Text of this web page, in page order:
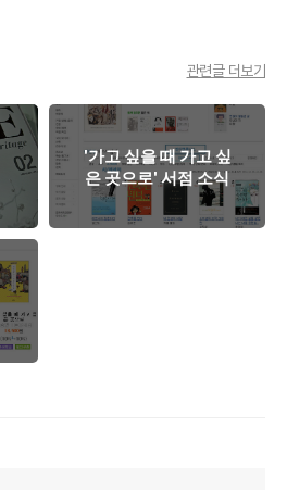
관련글 더보기
'가고 싶을 때 가고 싶
은 곳으로' 서점 소식